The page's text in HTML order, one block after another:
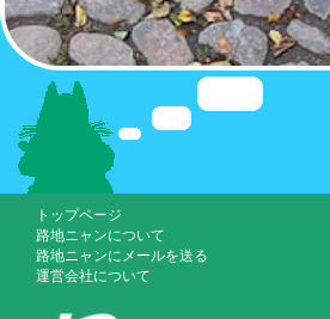
トップページ
路地ニャンについて
路地ニャンにメールを送る
運営会社について